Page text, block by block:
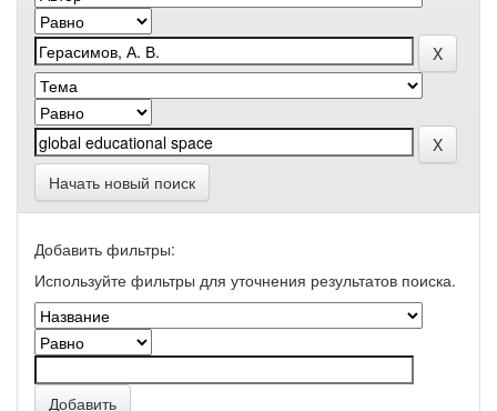
Начать новый поиск
Добавить фильтры:
Используйте фильтры для уточнения результатов поиска.